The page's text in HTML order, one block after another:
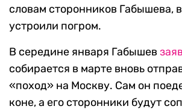
словам сторонников Габышева,
устроили погром.
В середине января Габышев
собирается в марте вновь
«поход» на Москву. Сам он
коне, а его сторонники будут